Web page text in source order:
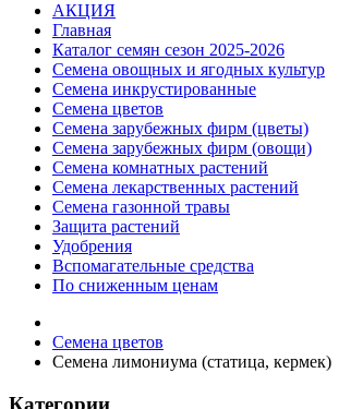
АКЦИЯ
Главная
Каталог семян сезон 2025-2026
Семена овощных и ягодных культур
Семена инкрустированные
Семена цветов
Семена зарубежных фирм (цветы)
Семена зарубежных фирм (овощи)
Семена комнатных растений
Семена лекарственных растений
Семена газонной травы
Защита растений
Удобрения
Вспомагательные средства
По сниженным ценам
Семена цветов
Семена лимониума (статица, кермек)
Категории